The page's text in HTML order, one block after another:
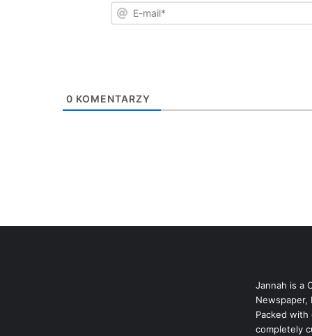
0 KOMENTARZY
Jannah is a
Newspaper,
Packed
completely